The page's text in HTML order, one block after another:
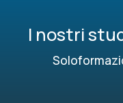
I nostri